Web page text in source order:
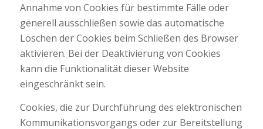
Annahme von Cookies für bestimmte Fälle oder
generell ausschließen sowie das automatische
Löschen der Cookies beim Schließen des Browser
aktivieren. Bei der Deaktivierung von Cookies
kann die Funktionalität dieser Website
eingeschränkt sein.
Cookies, die zur Durchführung des elektronischen
Kommunikationsvorgangs oder zur Bereitstellung